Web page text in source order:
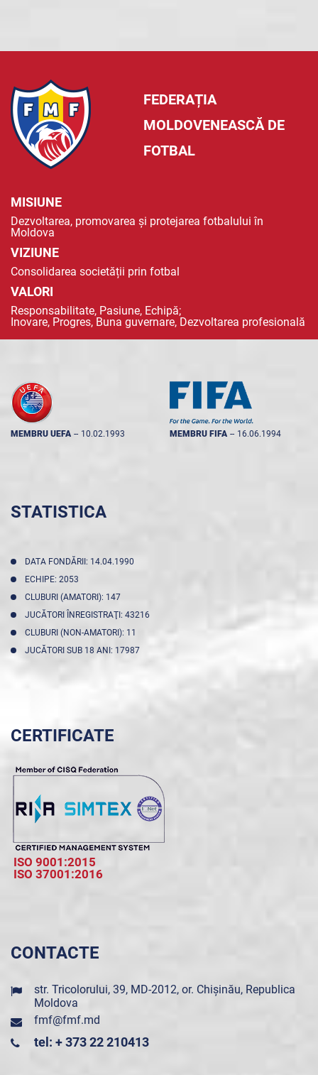
FEDERAȚIA
MOLDOVENEASCĂ DE
FOTBAL
MISIUNE
Dezvoltarea, promovarea și protejarea fotbalului în
Moldova
VIZIUNE
Consolidarea societății prin fotbal
VALORI
Responsabilitate, Pasiune, Echipă;
Inovare, Progres, Buna guvernare, Dezvoltarea profesională
MEMBRU UEFA -- 10.02.1993 MEMBRU FIFA -- 16.06.1994
STATISTICA
DATA FONDĂRII: 14.04.1990
ECHIPE: 2053
CLUBURI (AMATORI): 147
JUCĂTORI ÎNREGISTRAŢI: 43216
CLUBURI (NON-AMATORI): 11
JUCĂTORI SUB 18 ANI: 17987
CERTIFICATE
ISO 9001:2015
ISO 37001:2016
CONTACTE
str. Tricolorului, 39, MD-2012, or. Chișinău, Republica
Moldova
fmf@fmf.md
tel: + 373 22 210413